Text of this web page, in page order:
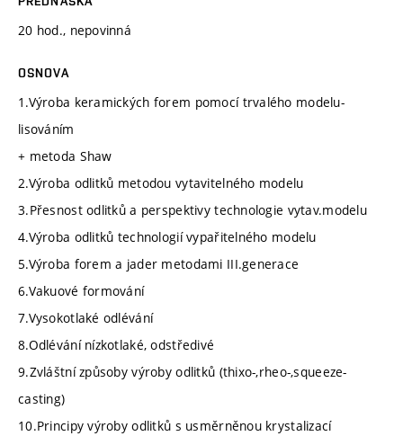
20 hod., nepovinná
OSNOVA
1.Výroba keramických forem pomocí trvalého modelu-
lisováním
+ metoda Shaw
2.Výroba odlitků metodou vytavitelného modelu
3.Přesnost odlitků a perspektivy technologie vytav.modelu
4.Výroba odlitků technologií vypařitelného modelu
5.Výroba forem a jader metodami III.generace
6.Vakuové formování
7.Vysokotlaké odlévání
8.Odlévání nízkotlaké, odstředivé
9.Zvláštní způsoby výroby odlitků (thixo-,rheo-,squeeze-
casting)
10.Principy výroby odlitků s usměrněnou krystalizací